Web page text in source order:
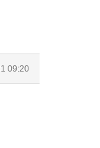
09:20